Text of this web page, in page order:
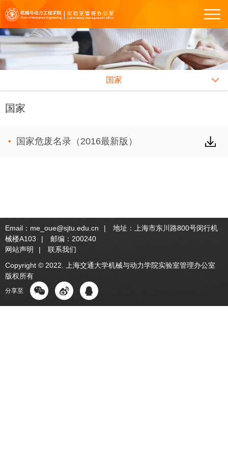
国家
国家
国家危废名录（2016最新版）
Email：me_oue@sjtu.edu.cn |
地址：上海市东川路800号闵行机
械楼A103
|
邮编：200240
网站声明
|
联系我们
Copyright © 2022. 上海交通大学机械与动力学院实验室管理办公室
版权所有
分享至